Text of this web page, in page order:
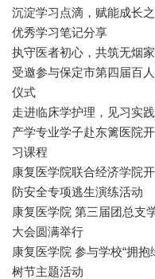
沉淀学习点滴，赋能成长
优秀学习笔记分享
执守医者初心，共筑无烟
受邀参与保定市第四届百
仪式
走进临床学护理，见习实
产学专业学子赴东篱医院
习课程
康复医学院联合经济学院
防安全专项逃生演练活动
康复医学院 第三届团总支
大会圆满举行
康复医学院 参与学校“拥抱
树节主题活动